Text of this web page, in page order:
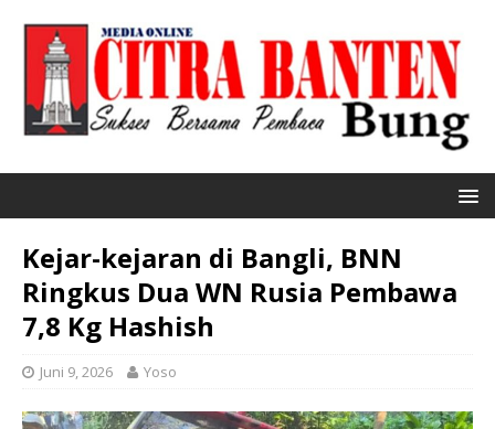
Kejar-kejaran di Bangli, BNN
Ringkus Dua WN Rusia Pembawa
7,8 Kg Hashish
Juni 9, 2026 Yoso